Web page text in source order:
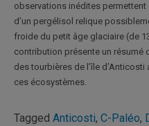
observations inédites permettent
d’un pergélisol relique
froide du petit âge glaciaire (de
contribution présente un résumé
des tourbières de l’île d’Anticosti
ces écosystèmes.
Tagged Anticosti, C-Paléo,